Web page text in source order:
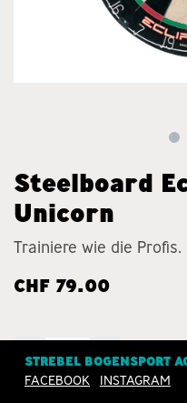
Steelboard
Unicorn
Trainiere wie die Profis.
CHF 79.00
STREBEL BOGENSPORT
FACEBOOK
INSTAGRAM